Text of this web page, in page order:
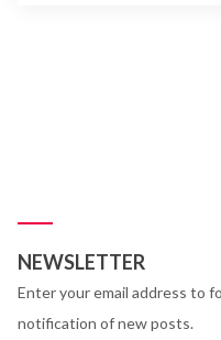
NEWSLETTER
Enter your email address to
notification of new posts.